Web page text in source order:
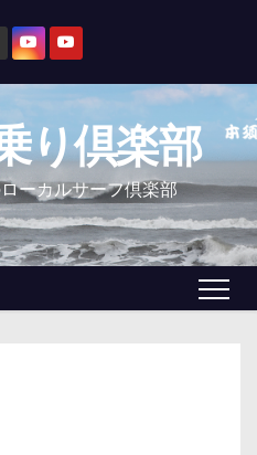
り倶楽部
ーカルサーフ倶楽部